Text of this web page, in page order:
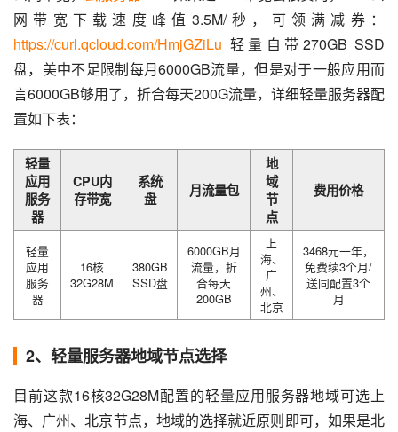
网带宽下载速度峰值3.5M/秒，可领满减券：
https://curl.qcloud.com/HmjGZiLu 轻量自带270GB SSD
盘，美中不足限制每月6000GB流量，但是对于一般应用而
言6000GB够用了，折合每天200G流量，详细轻量服务器配
置如下表：
轻量
应用
服务
器
CPU内
存带宽
系统
盘
月流量包
地
域
节
点
费用价格
轻量
应用
服务
器
16核
32G28M
380GB
SSD盘
6000GB月
流量，折
合每天
200GB
上
海、
广
州、
北京
3468元一年，
免费续3个月/
送同配置3个
月
2、轻量服务器地域节点选择
目前这款16核32G28M配置的轻量应用服务器地域可选上
海、广州、北京节点，地域的选择就近原则即可，如果是北